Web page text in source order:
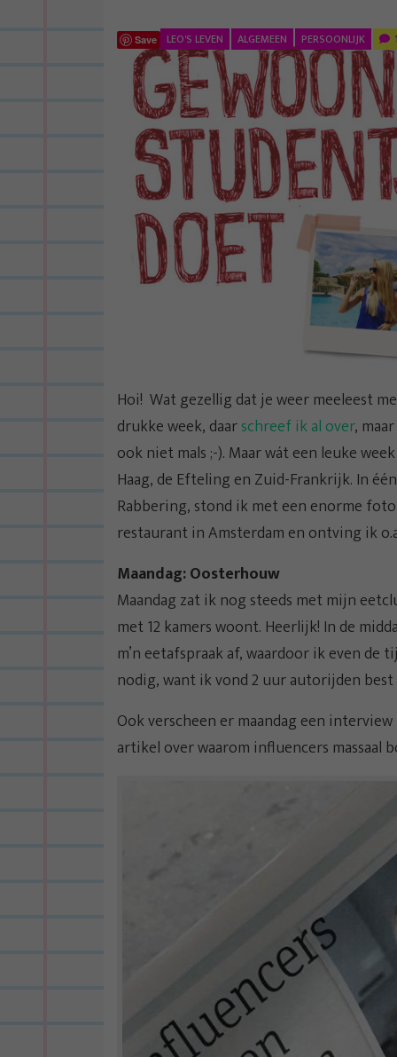
Save LEO'S LEVEN ALGEMEEN PERSOONLIJK
Hoi! Wat gezellig dat je weer meeleest
drukke week, daarschreef ik al over,
ook niet mals ;-). Maar wát een leuke
Haag, de Efteling en Zuid-Frankrijk. In
Rabbering, stond ik met een enorme
restaurant in Amsterdam en ontving ik
Maandag: Oosterhouw
Maandag zat ik nog steeds met mijn
met 12 kamers woont. Heerlijk! In de
m’n eetafspraak af, waardoor ik even de
nodig, want ik vond 2 uur autorijden
Ook verscheen er maandag een
artikel over waarom influencers